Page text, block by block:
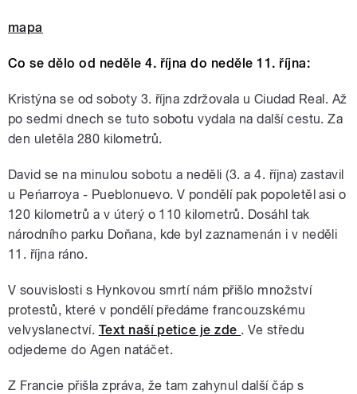
mapa
Co se dělo od neděle 4. října do neděle 11. října:
Kristýna se od soboty 3. října zdržovala u Ciudad Real. Až
po sedmi dnech se tuto sobotu vydala na další cestu. Za
den uletěla 280 kilometrů.
David se na minulou sobotu a neděli (3. a 4. října) zastavil
u Peńarroya - Pueblonuevo. V pondělí pak popoletěl asi o
120 kilometrů a v úterý o 110 kilometrů. Dosáhl tak
národního parku Doňana, kde byl zaznamenán i v neděli
11. října ráno.
V souvislosti s Hynkovou smrtí nám přišlo množství
protestů, které v pondělí předáme francouzskému
velvyslanectví. Text naší petice je zde . Ve středu
odjedeme do Agen natáčet.
Z Francie přišla zpráva, že tam zahynul další čáp s